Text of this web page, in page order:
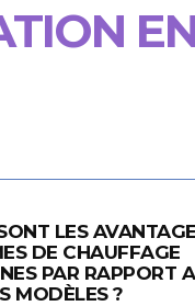
LES
DE CHAUFFAGE
PAR RAPPORT
MODÈLES ?